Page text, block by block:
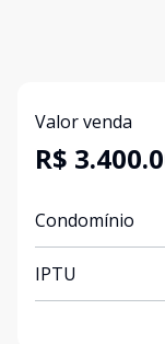
Valor venda
R$
Condomínio
IPTU